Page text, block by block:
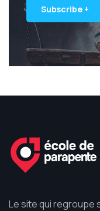
Subscribe +
Le site qui regroupe